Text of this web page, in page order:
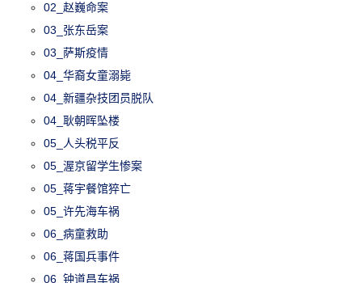
02_赵巍命案
03_张东岳案
03_萨斯疫情
04_华裔女童溺毙
04_新疆杂技团员脱队
04_耿朝晖坠楼
05_人头税平反
05_渥京留学生惨案
05_蒋宇餐馆猝亡
05_许先海车祸
06_病童救助
06_蒋国兵事件
06_钟道昌车祸